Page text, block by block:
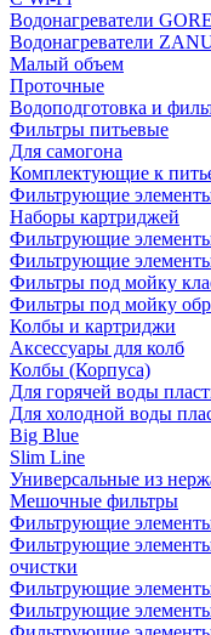
Водонагреватели
Водонагреватели
Малый объем
Проточные
Водоподготовка и
Фильтры питьевые
Для самогона
Комплектующие к
Фильтрующие
Наборы картриджей
Фильтрующие
Фильтрующие
Фильтры под мойку
Фильтры под мойку
Колбы и картриджи
Аксессуары для колб
Колбы (Корпуса)
Для горячей воды
Для холодной воды
Big Blue
Slim Line
Универсальные из
Мешочные фильтры
Фильтрующие
Фильтрующие
очистки
Фильтрующие
Фильтрующие элементы